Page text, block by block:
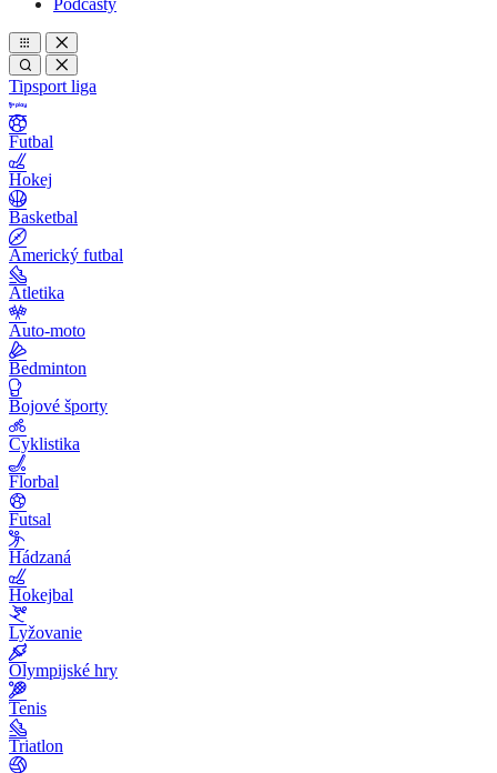
Podcasty
Tipsport liga
Futbal
Hokej
Basketbal
Americký futbal
Atletika
Auto-moto
Bedminton
Bojové športy
Cyklistika
Florbal
Futsal
Hádzaná
Hokejbal
Lyžovanie
Olympijské hry
Tenis
Triatlon